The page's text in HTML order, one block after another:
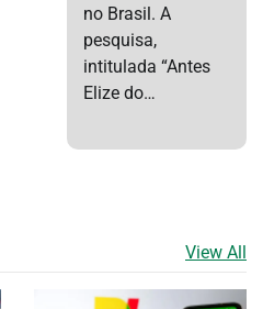
no Brasil. A
pesquisa,
intitulada “Antes
Elize do…
View All